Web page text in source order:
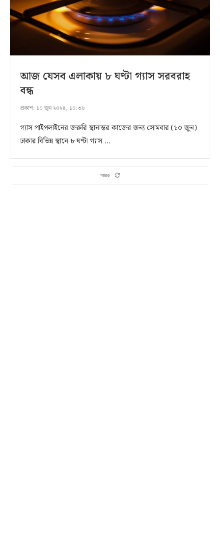
আজ যেসব এলাকায় ৮ ঘণ্টা গ্যাস সরবরাহ
বন্ধ
প্রকাশ: ১০ জুন ২০২৪, ১০:৩৮
গ্যাস পাইপলাইনের জরুরি স্থানান্তর কাজের জন্য সোমবার (১০ জুন)
ঢাকার বিভিন্ন স্থানে ৮ ঘণ্টা গ্যাস …
আরও